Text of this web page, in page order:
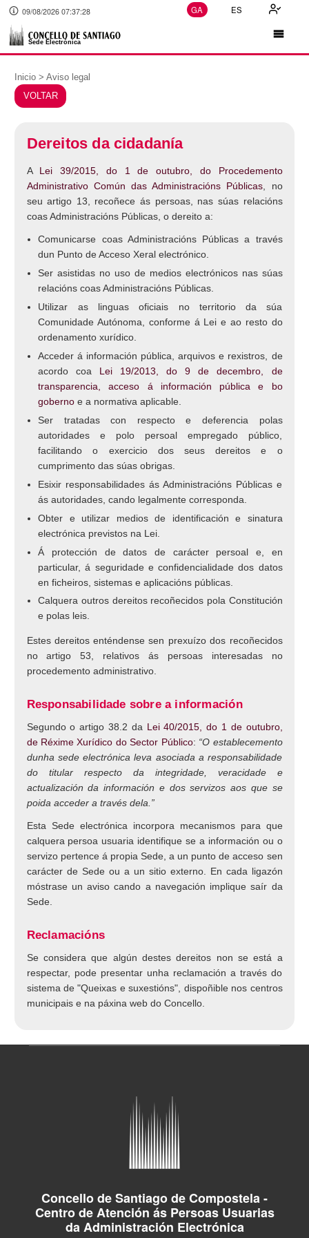
09/08/2026 07:37:28 GA ES
Inicio > Aviso legal
VOLTAR
Dereitos da cidadanía
A Lei 39/2015, do 1 de outubro, do Procedemento
Administrativo Común das Administracións Públicas , no
seu artigo 13, recoñece ás persoas, nas súas relacións
coas Administracións Públicas, o dereito a:
Comunicarse coas Administracións Públicas a través
dun Punto de Acceso Xeral electrónico.
Ser asistidas no uso de medios electrónicos nas súas
relacións coas Administracións Públicas.
Utilizar as linguas oficiais no territorio da súa
Comunidade Autónoma, conforme á Lei e ao resto do
ordenamento xurídico.
Acceder á información pública, arquivos e rexistros, de
acordo coa Lei 19/2013, do 9 de decembro, de
transparencia, acceso á información pública e bo
goberno e a normativa aplicable.
Ser tratadas con respecto e deferencia polas
autoridades e polo persoal empregado público,
facilitando o exercicio dos seus dereitos e o
cumprimento das súas obrigas.
Esixir responsabilidades ás Administracións Públicas e
ás autoridades, cando legalmente corresponda.
Obter e utilizar medios de identificación e sinatura
electrónica previstos na Lei.
Á protección de datos de carácter persoal e, en
particular, á seguridade e confidencialidade dos datos
en ficheiros, sistemas e aplicacións públicas.
Calquera outros dereitos recoñecidos pola Constitución
e polas leis.
Estes dereitos enténdense sen prexuízo dos recoñecidos
no artigo 53, relativos ás persoas interesadas no
procedemento administrativo.
Responsabilidade sobre a información
Segundo o artigo 38.2 da Lei 40/2015, do 1 de outubro,
de Réxime Xurídico do Sector Público: “O establecemento
dunha sede electrónica leva asociada a responsabilidade
do titular respecto da integridade, veracidade e
actualización da información e dos servizos aos que se
poida acceder a través dela.”
Esta Sede electrónica incorpora mecanismos para que
calquera persoa usuaria identifique se a información ou o
servizo pertence á propia Sede, a un punto de acceso sen
carácter de Sede ou a un sitio externo. En cada ligazón
móstrase un aviso cando a navegación implique saír da
Sede.
Reclamacións
Se considera que algún destes dereitos non se está a
respectar, pode presentar unha reclamación a través do
sistema de"Queixas e suxestións", dispoñible nos centros
municipais e na páxina web do Concello.
Concello de Santiago de Compostela -
Centro de Atención ás Persoas Usuarias
da Administración Electrónica